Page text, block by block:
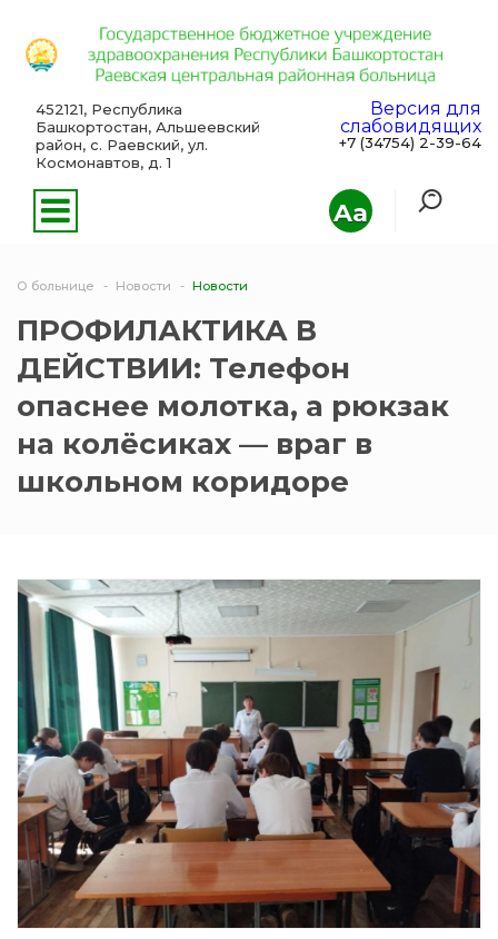
Aa
452121, Республика
Башкортостан, Альшеевский
район, с. Раевский, ул.
Космонавтов, д. 1
Версия для
слабовидящих
+7 (34754) 2-39-64
О больнице Новости Новости
ПРОФИЛАКТИКА В
ДЕЙСТВИИ: Телефон
опаснее молотка, а рюкзак
на колёсиках — враг в
школьном коридоре